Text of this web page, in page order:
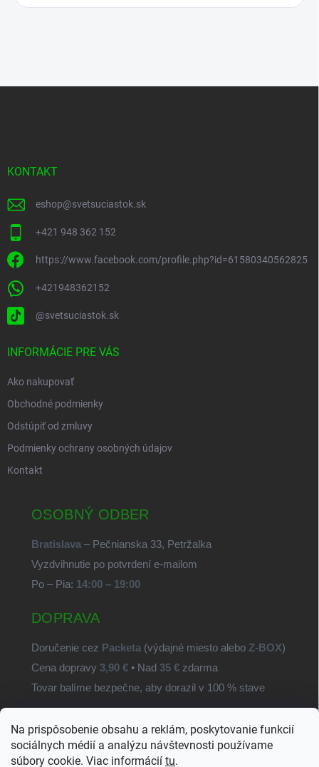
Na prispôsobenie obsahu a reklám, poskytovanie funkcií
sociálnych médií a analýzu návštevnosti používame
súbory cookie. Viac informácií tu.
KONTAKT
eshop@svetsuciastok.sk
+421 948 362 152
https://www.facebook.com/profile.php?id=61580340562825
+421948362152
@svetsuciastok.sk
INFORMÁCIE PRE VÁS
Ako nakupovať
Obchodné podmienky
Odstúpiť od zmluvy
Podmienky ochrany osobných údajov
Kontakt
OSOBNÝ ODBER
Bratislava – Pečnianska 33, Petržalka
Vyzdvihnutie po potvrdení e-mailom
Po – Pia: 14:00 – 19:00
DOPRAVA
Doručenie cez Packeta (výdajné miesto alebo Z-BOX)
Cena dopravy 3,90 € • Nad 35 € zdarma
Tovar balíme bezpečne, aby dorazil v 100 % stave
SvetSúčiastok.sk